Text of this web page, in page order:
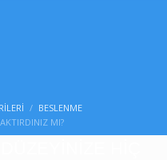
BESLENME
MI?